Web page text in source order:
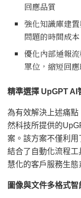
回應品質
強化知識庫建
問題的時間成本
優化內部通報
單位，縮短回
精準選擇 UpGPT AI
為有效解決上述痛
然科技所提供的
案。該方案不僅利
結合了自動化流程
慧化的客戶服務生態
圖像與文件多格式智